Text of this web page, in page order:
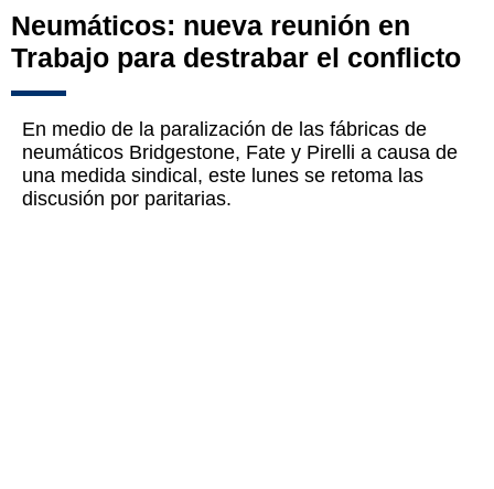
Neumáticos: nueva reunión en
Trabajo para destrabar el conflicto
En medio de la paralización de las fábricas de
neumáticos Bridgestone, Fate y Pirelli a causa de
una medida sindical, este lunes se retoma las
discusión por paritarias.